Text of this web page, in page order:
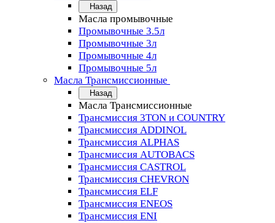
Назад
Масла промывочные
Промывочные 3.5л
Промывочные 3л
Промывочные 4л
Промывочные 5л
Масла Трансмиссионные
Назад
Масла Трансмиссионные
Трансмиссия 3TON и COUNTRY
Трансмиссия ADDINOL
Трансмиссия ALPHAS
Трансмиссия AUTOBACS
Трансмиссия CASTROL
Трансмиссия CHEVRON
Трансмиссия ELF
Трансмиссия ENEOS
Трансмиссия ENI